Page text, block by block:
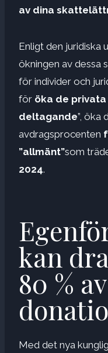
av dina
Enligt den juridiska
ökningen av dessa
för individer och
för öka de
deltagande”, öka
avdragsprocenten
”allmänt”som
2024.
kan
80 % av
Med det nya